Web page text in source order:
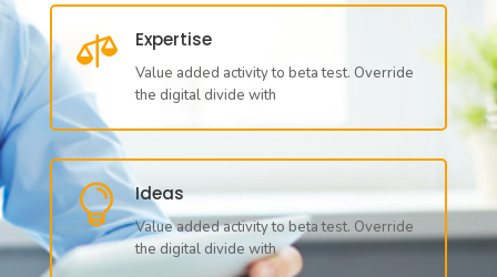
 Expertise
Value added activity to beta test. Override
the digital divide with
 Ideas
Value added activity to beta test. Override
the digital divide with